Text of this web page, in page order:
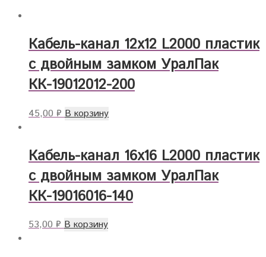
Кабель-канал 12х12 L2000 пластик
с двойным замком УралПак
КК-19012012-200
45,00₽ В корзину
Кабель-канал 16х16 L2000 пластик
с двойным замком УралПак
КК-19016016-140
53,00₽ В корзину